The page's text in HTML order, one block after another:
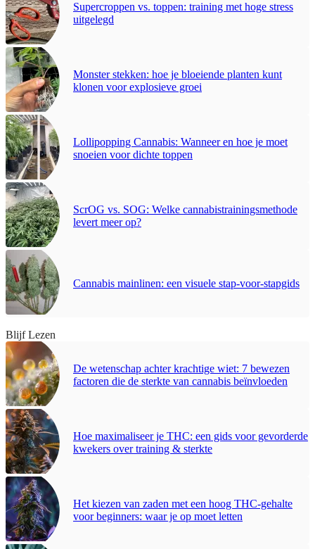
Supercroppen vs. toppen: training met hoge stress
uitgelegd
Monster stekken: hoe je bloeiende planten kunt
klonen voor explosieve groei
Lollipopping Cannabis: Wanneer en hoe je moet
snoeien voor dichte toppen
ScrOG vs. SOG: Welke cannabistrainingsmethode
levert meer op?
Cannabis mainlinen: een visuele stap-voor-stapgids
Blijf Lezen
De wetenschap achter krachtige wiet: 7 bewezen
factoren die de sterkte van cannabis beïnvloeden
Hoe maximaliseer je THC: een gids voor gevorderde
kwekers over training & sterkte
Het kiezen van zaden met een hoog THC-gehalte
voor beginners: waar je op moet letten